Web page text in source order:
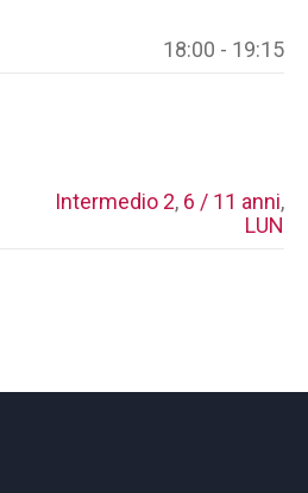
18:00 - 19:15
Intermedio 2, 6 / 11 anni,
LUN